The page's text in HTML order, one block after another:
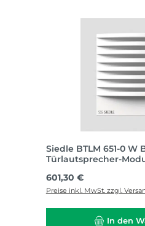
Siedle BTLM 651-0 W
Türlautsprecher-
Regulärer Preis:
601,30 €
Preise inkl. MwSt. zzgl.
In den